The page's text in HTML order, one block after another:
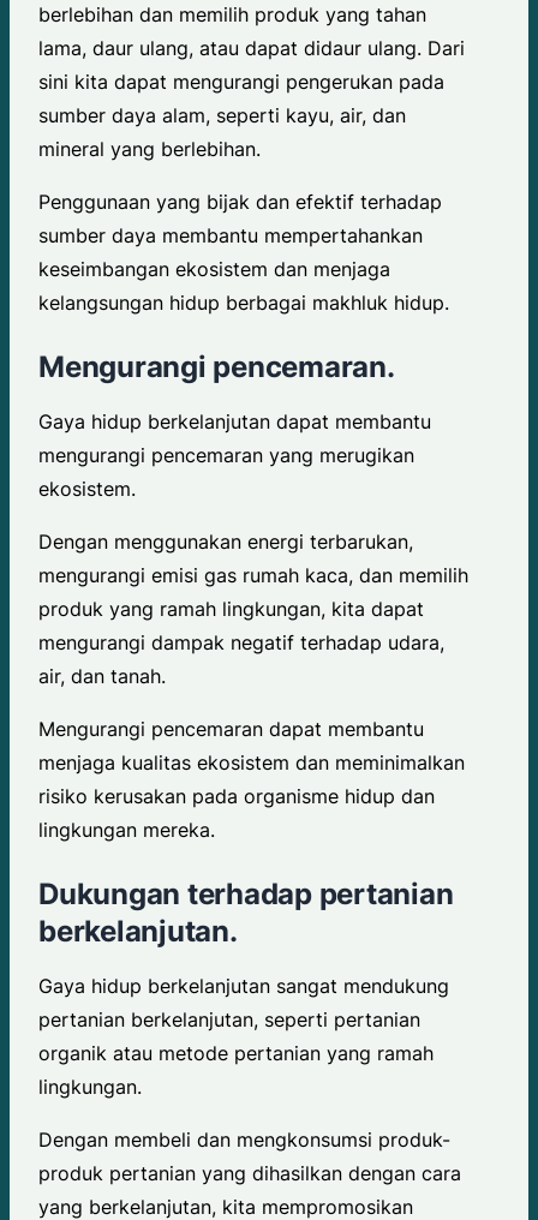
berlebihan dan memilih produk yang tahan
lama, daur ulang, atau dapat didaur ulang. Dari
sini kita dapat mengurangi pengerukan pada
sumber daya alam, seperti kayu, air, dan
mineral yang berlebihan.
Penggunaan yang bijak dan efektif terhadap
sumber daya membantu mempertahankan
keseimbangan ekosistem dan menjaga
kelangsungan hidup berbagai makhluk hidup.
Mengurangi pencemaran.
Gaya hidup berkelanjutan dapat membantu
mengurangi pencemaran yang merugikan
ekosistem.
Dengan menggunakan energi terbarukan,
mengurangi emisi gas rumah kaca, dan memilih
produk yang ramah lingkungan, kita dapat
mengurangi dampak negatif terhadap udara,
air, dan tanah.
Mengurangi pencemaran dapat membantu
menjaga kualitas ekosistem dan meminimalkan
risiko kerusakan pada organisme hidup dan
lingkungan mereka.
Dukungan terhadap pertanian
berkelanjutan.
Gaya hidup berkelanjutan sangat mendukung
pertanian berkelanjutan, seperti pertanian
organik atau metode pertanian yang ramah
lingkungan.
Dengan membeli dan mengkonsumsi produk-
produk pertanian yang dihasilkan dengan cara
yang berkelanjutan, kita mempromosikan